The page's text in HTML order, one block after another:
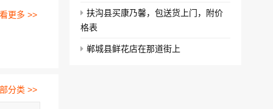
更多 >>
分类 >>
扶沟县买康乃馨，包送货上门，附价
格表
郸城县鲜花店在那道街上